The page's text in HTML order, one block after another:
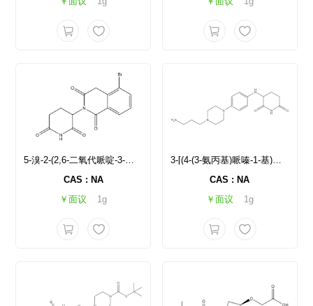
5-溴-2-(2,6-二氧代哌啶-3-基)-1,2,3,4-四氢异喹啉-1,3-二酮
CAS : NA
￥面议
1g
3-[(4-(3-氨丙基)哌嗪-1-基)苯基)氨基]哌啶-2,6-二酮
CAS : NA
￥面议
1g